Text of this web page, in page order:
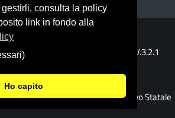
piattaforma
sul tema accessibile
V.3.2.1
© 2026 Istituto Comprensivo Statale
consulta la policy
link in fondo alla
Ho capito